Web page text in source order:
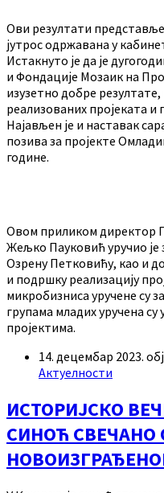
Ови резултати
јутрос одржавана у
Истакнуто је да је
и Фондације Мозаик на
изузетно добре резултате,
реализованих пројеката
Најављен је и наставак
позива за пројекте
године.
Овом приликом директор
Жељко Пауковић уручио
Озрену Петковићу, као и
и подршку реализацију
микробизниса уручене су
групама младих уручена
пројектима.
14. децембар 2023.
Актуелности
ИСТОРИЈСКО
СИНОЋ СВЕЧАНО